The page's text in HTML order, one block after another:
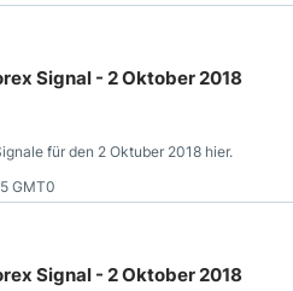
Signal - 2 Oktober 2018
für den 2 Oktuber 2018 hier.
GMT0
Signal - 2 Oktober 2018